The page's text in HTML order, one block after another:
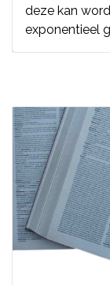
deze kan
exponentieel